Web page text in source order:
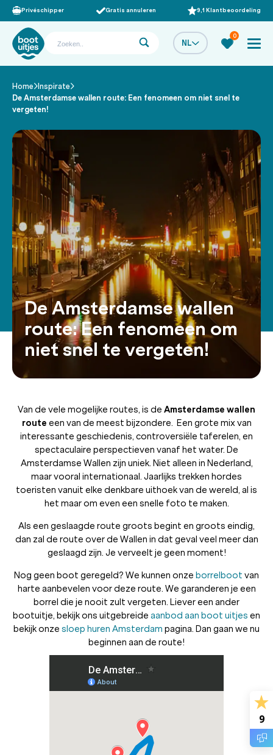
Privéschipper Gratis annuleren 9,1 Klantbeoordeling
NL
0
Home/ Inspirate/
De Amsterdamse wallen route: Een fenomeen om niet snel te
vergeten!
De Amsterdamse wallen
route: Een fenomeen om
niet snel te vergeten!
Van de vele mogelijke routes, is de Amsterdamse wallen
route een van de meest bijzondere. Een grote mix van
interessante geschiedenis, controversiële taferelen, en
spectaculaire perspectieven vanaf het water. De
Amsterdamse Wallen zijn uniek. Niet alleen in Nederland,
maar vooral internationaal. Jaarlijks trekken hordes
toeristen vanuit elke denkbare uithoek van de wereld, al is
het maar om even een snelle foto te maken.
Als een geslaagde route groots begint en groots eindig,
dan zal de route over de Wallen in dat geval veel meer dan
geslaagd zijn. Je verveelt je geen moment!
Nog geen boot geregeld? We kunnen onze borrelboot van
harte aanbevelen voor deze route. We garanderen je een
borrel die je nooit zult vergeten. Liever een ander
bootuitje, bekijk ons uitgebreide aanbod aan boot uitjes en
bekijk onze sloep huren Amsterdam pagina. Dan gaan we nu
beginnen aan de route!
9